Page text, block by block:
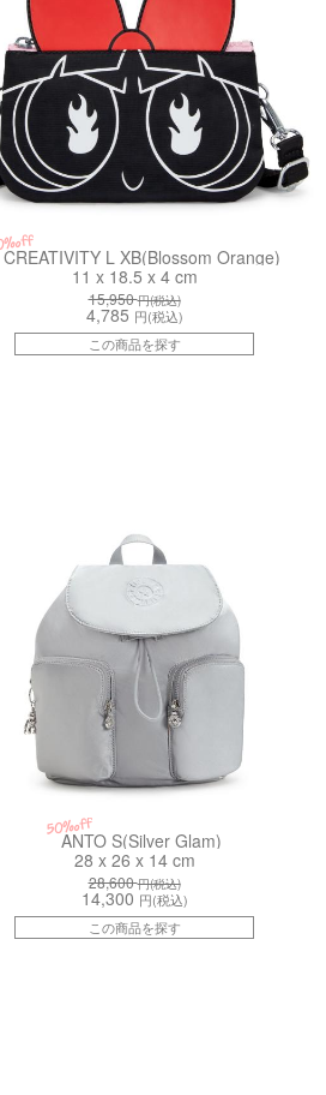
CREATIVITY L XB(Blossom Orange)
11 x 18.5 x 4 cm
15,950円(税込)
4,785 円(税込)
この商品を探す
50%off
ANTO S(Silver Glam)
28 x 26 x 14 cm
28,600円(税込)
14,300 円(税込)
この商品を探す